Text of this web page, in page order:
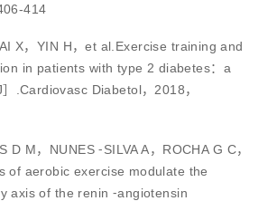
414
X，YIN H，et al.Exercise training and
in patients with type 2 diabetes：a
.Cardiovasc Diabetol，2018，
D M，NUNES ⁃SILVA A，ROCHA G C，
of aerobic exercise modulate the
axis of the renin ⁃angiotensin